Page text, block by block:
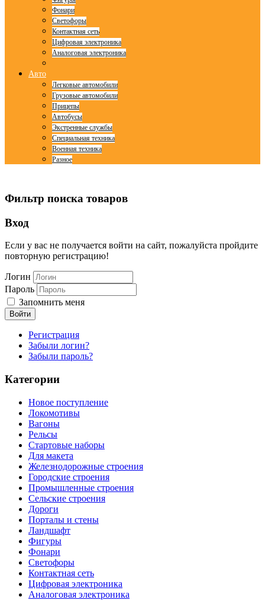
Фонари
Светофоры
Контактная сеть
Цифровая электроника
Аналоговая электроника
Авто
Легковые автомобили
Грузовые автомобили
Прицепы
Автобусы
Экстренные службы
Специальная техника
Военная техника
Разное
Фильтр поиска товаров
Вход
Если у вас не получается войти на сайт, пожалуйста пройдите
повторную регистрацию!
Логин
Пароль
Запомнить меня
Войти
Регистрация
Забыли логин?
Забыли пароль?
Категории
Новое поступление
Локомотивы
Вагоны
Рельсы
Стартовые наборы
Для макета
Железнодорожные строения
Городские строения
Промышленные строения
Сельские строения
Дороги
Порталы и стены
Ландшафт
Фигуры
Фонари
Светофоры
Контактная сеть
Цифровая электроника
Аналоговая электроника